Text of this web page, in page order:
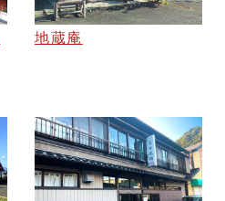
地蔵庵